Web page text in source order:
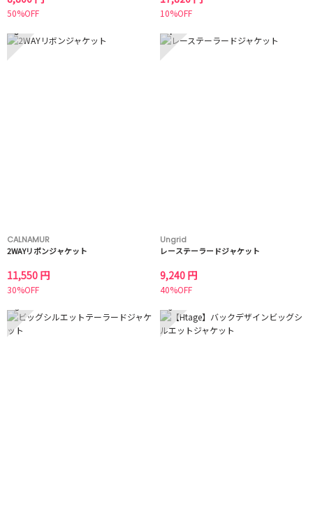
50%OFF 10%OFF
3
CALNAMUR
2WAYリボンジャケット
11,550 円
30%OFF
4
Ungrid
レーステーラードジャケット
9,240 円
40%OFF
5 6